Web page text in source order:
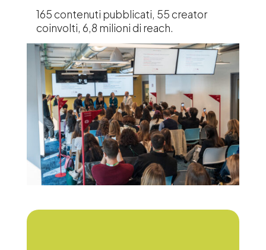
165 contenuti pubblicati, 55 creator
coinvolti, 6,8 milioni di reach.